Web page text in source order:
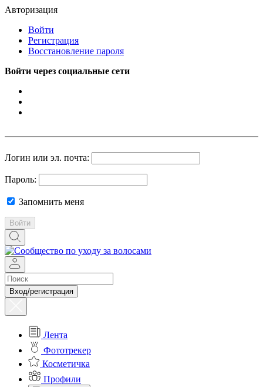
Авторизация
Войти
Регистрация
Восстановление пароля
Войти через социальные сети
Логин или эл. почта:
Пароль:
Запомнить меня
Войти
Вход/регистрация
Лента
Фототрекер
Косметичка
Профили